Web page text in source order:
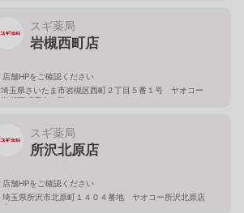
スギ薬局
岩槻西町店
店舗HPをご確認ください
埼玉県さいたま市岩槻区西町２丁目５番１号 ヤオコー
岩槻西町店内１階
スギ薬局
所沢北原店
店舗HPをご確認ください
埼玉県所沢市北原町１４０４番地 ヤオコー所沢北原店
内